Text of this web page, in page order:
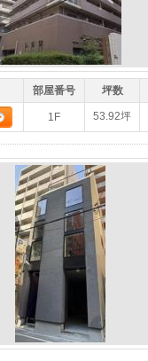
部屋番号 坪数
1F 53.92坪